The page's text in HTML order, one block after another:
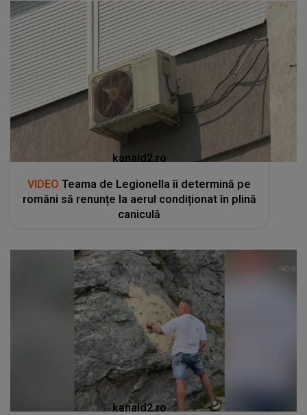
kanald2.ro
VIDEO Teama de Legionella îi determină pe
români să renunțe la aerul condiționat în plină
caniculă
kanald2.ro